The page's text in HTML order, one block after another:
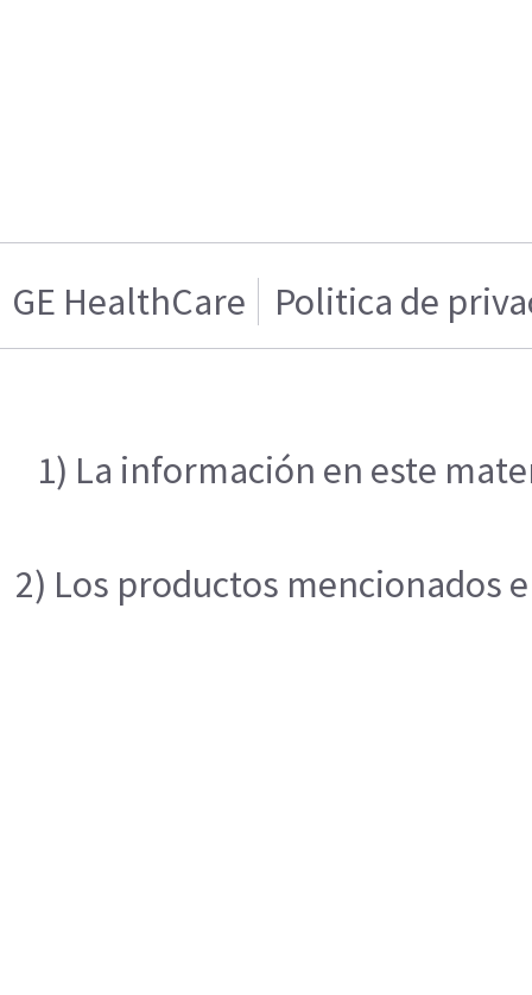
GE HealthCare Politica de
1) La información en este
2) Los productos mencionados